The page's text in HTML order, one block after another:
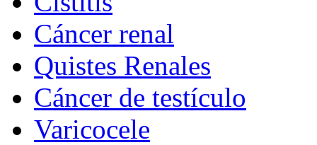
Cáncer renal
Quistes Renales
Cáncer de testículo
Varicocele